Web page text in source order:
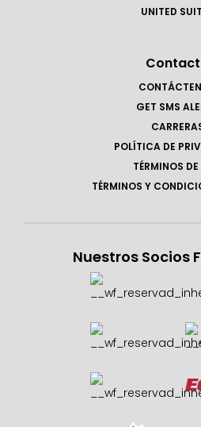
UNITED
GET SMS
POLÍTICA DE
TÉRMINOS
TÉRMINOS Y
Nuestros Socios